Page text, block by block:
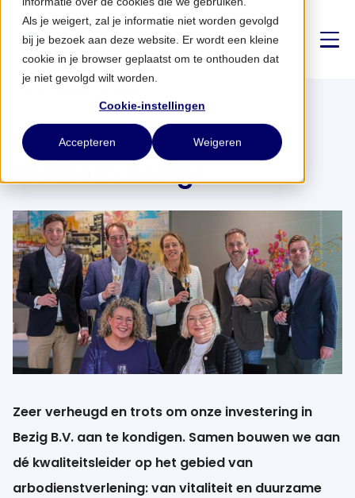
Als je weigert, zal je informatie niet worden gevolgd
bij je bezoek aan deze website. Er wordt een kleine
cookie in je browser geplaatst om te onthouden dat
je niet gevolgd wilt worden.
Cookie-instellingen
Accepteren Weigeren
Over ons
Partnerships
Nieuws
CONTACT
NL
GEZONDHEID VERDI 5 november 2025
Welkom Bezig!
Zeer verheugd en trots om onze investering in
Bezig B.V. aan te kondigen. Samen bouwen we aan
dé kwaliteitsleider op het gebied van
arbodienstverlening: van vitaliteit en duurzame